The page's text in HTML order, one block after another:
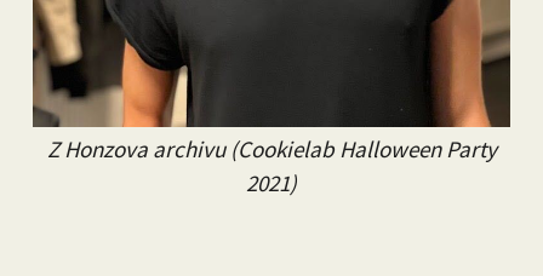
Z Honzova archivu (Cookielab Halloween Party
2021)